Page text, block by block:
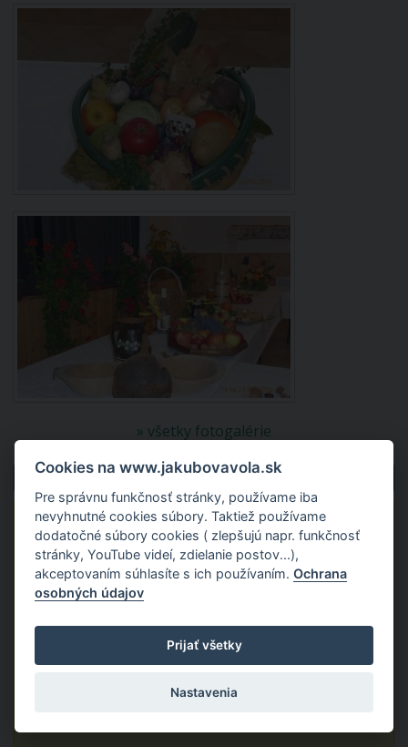
» všetky fotogalérie
Aktuality a oznamy
Dotácia na vybavenie kultúrneho domu hnuteľným
majetkom
Cookies na www.jakubovavola.sk
Pre správnu funkčnosť stránky, používame iba
nevyhnutné cookies súbory. Taktiež používame
dodatočné súbory cookies ( zlepšujú napr. funkčnosť
stránky, YouTube videí, zdielanie postov...),
akceptovaním súhlasíte s ich používaním.Ochrana
osobných údajov
Prijať všetky
Nastavenia